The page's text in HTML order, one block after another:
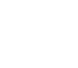
et petite enfance